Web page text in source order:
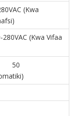
(Kwa
(Kwa Vifaa